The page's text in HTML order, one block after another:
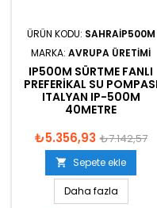
ÜRÜN KODU: SAHRAIP500M
MARKA: AVRUPA ÜRETIMI
IP500M SÜRTME FANLI
PREFERIKAL SU POMPASI
ITALYAN IP-500M
40METRE
₺5.356,93 ₺7.142,57
 Sepete ekle
Daha fazla